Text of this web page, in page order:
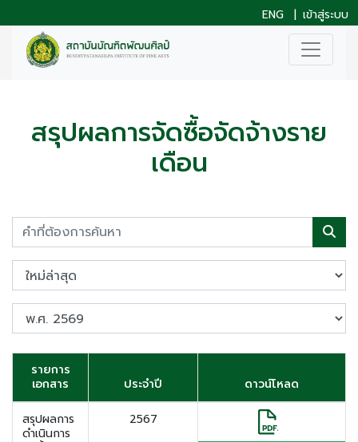
ENG | เข้าสู่ระบบ
สรุปผลการจัดซื้อจัดจ้างราย
เดือน
รายการ
เอกสาร
ประจำปี ดาวน์โหลด
สรุปผลการ
ดำเนินการ
2567